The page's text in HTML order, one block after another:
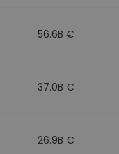
56.6B €
37.0B €
26.9B €